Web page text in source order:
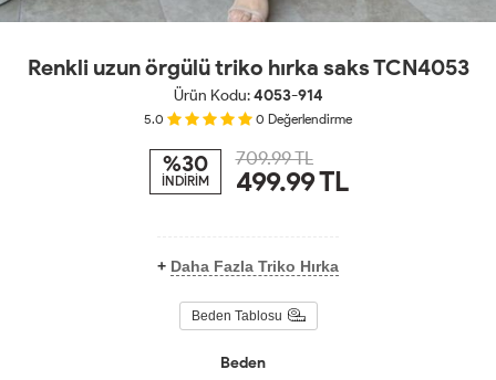
Renkli uzun örgülü triko hırka saks TCN4053
Ürün Kodu:4053-914
5.0 0 Değerlendirme
%30
İNDİRİM
709.99 TL
499.99TL
+ Daha Fazla Triko Hırka
Beden Tablosu
Beden